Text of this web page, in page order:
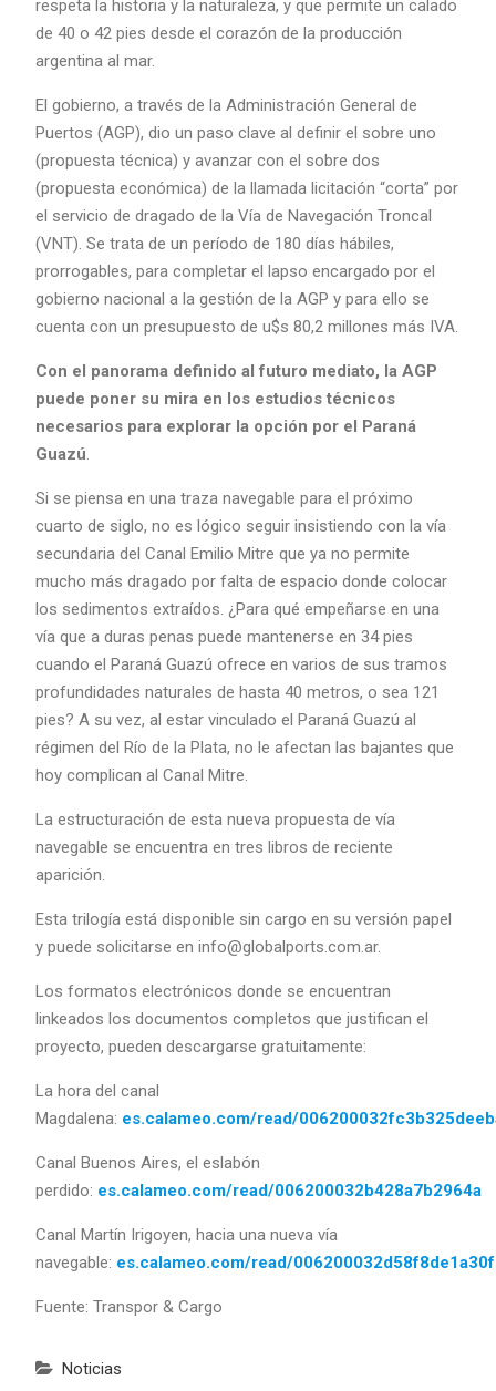
respeta la historia y la naturaleza, y que permite un calado
de 40 o 42 pies desde el corazón de la producción
argentina al mar.
El gobierno, a través de la Administración General de
Puertos (AGP), dio un paso clave al definir el sobre uno
(propuesta técnica) y avanzar con el sobre dos
(propuesta económica) de la llamada licitación “corta” por
el servicio de dragado de la Vía de Navegación Troncal
(VNT). Se trata de un período de 180 días hábiles,
prorrogables, para completar el lapso encargado por el
gobierno nacional a la gestión de la AGP y para ello se
cuenta con un presupuesto de u$s 80,2 millones más IVA.
Con el panorama definido al futuro mediato, la AGP
puede poner su mira en los estudios técnicos
necesarios para explorar la opción por el Paraná
Guazú.
Si se piensa en una traza navegable para el próximo
cuarto de siglo, no es lógico seguir insistiendo con la vía
secundaria del Canal Emilio Mitre que ya no permite
mucho más dragado por falta de espacio donde colocar
los sedimentos extraídos. ¿Para qué empeñarse en una
vía que a duras penas puede mantenerse en 34 pies
cuando el Paraná Guazú ofrece en varios de sus tramos
profundidades naturales de hasta 40 metros, o sea 121
pies? A su vez, al estar vinculado el Paraná Guazú al
régimen del Río de la Plata, no le afectan las bajantes que
hoy complican al Canal Mitre.
La estructuración de esta nueva propuesta de vía
navegable se encuentra en tres libros de reciente
aparición.
Esta trilogía está disponible sin cargo en su versión papel
y puede solicitarse en info@globalports.com.ar.
Los formatos electrónicos donde se encuentran
linkeados los documentos completos que justifican el
proyecto, pueden descargarse gratuitamente:
La hora del canal
Magdalena: es.calameo.com/read/
Canal Buenos Aires, el eslabón
perdido: es.calameo.com/read/006200032b428a7b2964a
Canal Martín Irigoyen, hacia una nueva vía
navegable: es.calameo.com/read/006200032d58f8de1a30f
Fuente: Transpor & Cargo
Noticias